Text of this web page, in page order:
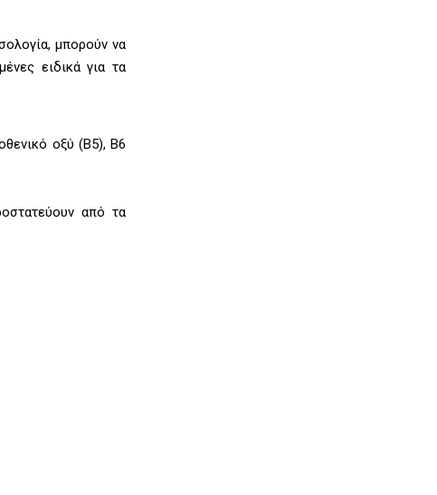
μπορούν να
ειδικά για τα
οξύ (Β5), B6
από τα